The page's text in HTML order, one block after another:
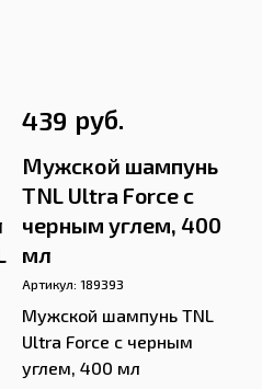
439 руб.
Мужской шампунь
TNL Ultra Force с
черным углем, 400
мл
Артикул: 189393
Мужской шампунь TNL
Ultra Force с черным
углем, 400 мл